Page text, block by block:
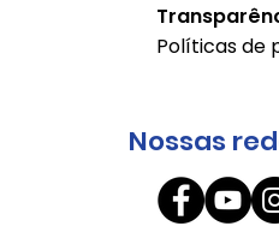
Nossas
Políticas de